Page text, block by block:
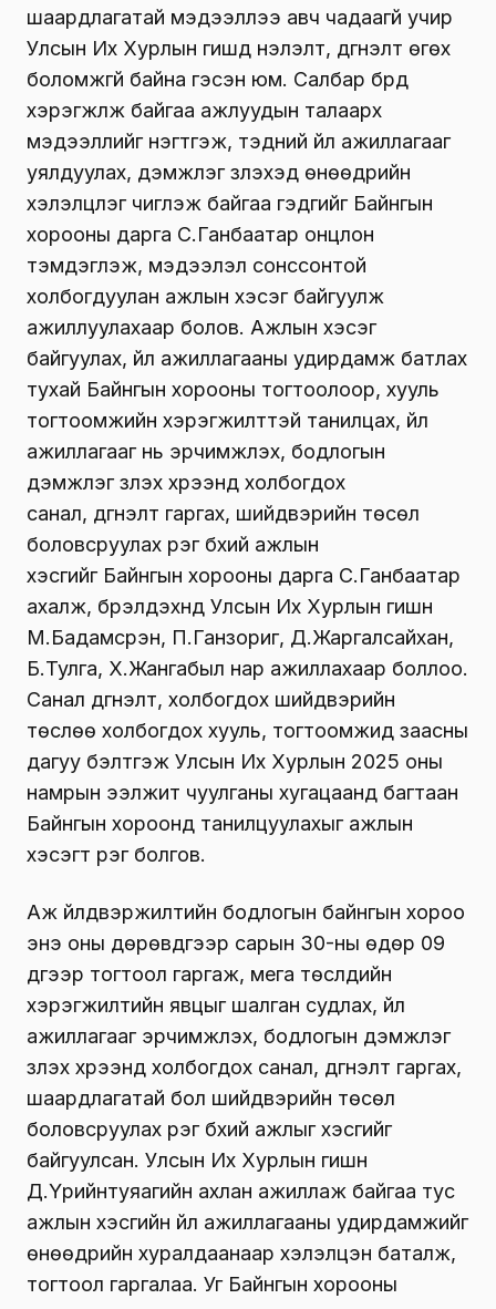
шаардлагатай мэдээллээ авч чадаагүй учир
Улсын Их Хурлын гишүүд үнэлэлт, дүгнэлт өгөх
боломжгүй байна гэсэн юм. Салбар бүрд
хэрэгжүүлж байгаа ажлуудын талаарх
мэдээллийг нэгтгэж, тэдний үйл ажиллагааг
уялдуулах, дэмжлэг үзүүлэхэд өнөөдрийн
хэлэлцүүлэг чиглэж байгаа гэдгийг Байнгын
хорооны дарга С.Ганбаатар онцлон
тэмдэглэж, мэдээлэл сонссонтой
холбогдуулан ажлын хэсэг байгуулж
ажиллуулахаар болов. Ажлын хэсэг
байгуулах, үйл ажиллагааны удирдамж батлах
тухай Байнгын хорооны тогтоолоор, хууль
тогтоомжийн хэрэгжилттэй танилцах, үйл
ажиллагааг нь эрчимжүүлэх, бодлогын
дэмжлэг үзүүлэх хүрээнд холбогдох
санал, дүгнэлт гаргах, шийдвэрийн төсөл
боловсруулах үүрэг бүхий ажлын
хэсгийг Байнгын хорооны дарга С.Ганбаатар
ахалж, бүрэлдэхүүнд Улсын Их Хурлын гишүүн
М.Бадамсүрэн, П.Ганзориг, Д.Жаргалсайхан,
Б.Тулга, Х.Жангабыл нар ажиллахаар боллоо.
Санал дүгнэлт, холбогдох шийдвэрийн
төслөө холбогдох хууль, тогтоомжид заасны
дагуу бэлтгэж Улсын Их Хурлын 2025 оны
намрын ээлжит чуулганы хугацаанд багтаан
Байнгын хороонд танилцуулахыг ажлын
хэсэгт үүрэг болгов.
Аж үйлдвэржилтийн бодлогын байнгын хороо
энэ оны дөрөвдүгээр сарын 30-ны өдөр 09
дүгээр тогтоол гаргаж, мега төслүүдийн
хэрэгжилтийн явцыг шалган судлах, үйл
ажиллагааг эрчимжүүлэх, бодлогын дэмжлэг
үзүүлэх хүрээнд холбогдох санал, дүгнэлт гаргах,
шаардлагатай бол шийдвэрийн төсөл
боловсруулах үүрэг бүхий ажлыг хэсгийг
байгуулсан. Улсын Их Хурлын гишүүн
Д.Үүрийнтуяагийн ахлан ажиллаж байгаа тус
ажлын хэсгийн үйл ажиллагааны удирдамжийг
өнөөдрийн хуралдаанаар хэлэлцэн баталж,
тогтоол гаргалаа. Уг Байнгын хорооны